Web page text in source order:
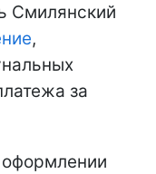
Смилянский
,
за